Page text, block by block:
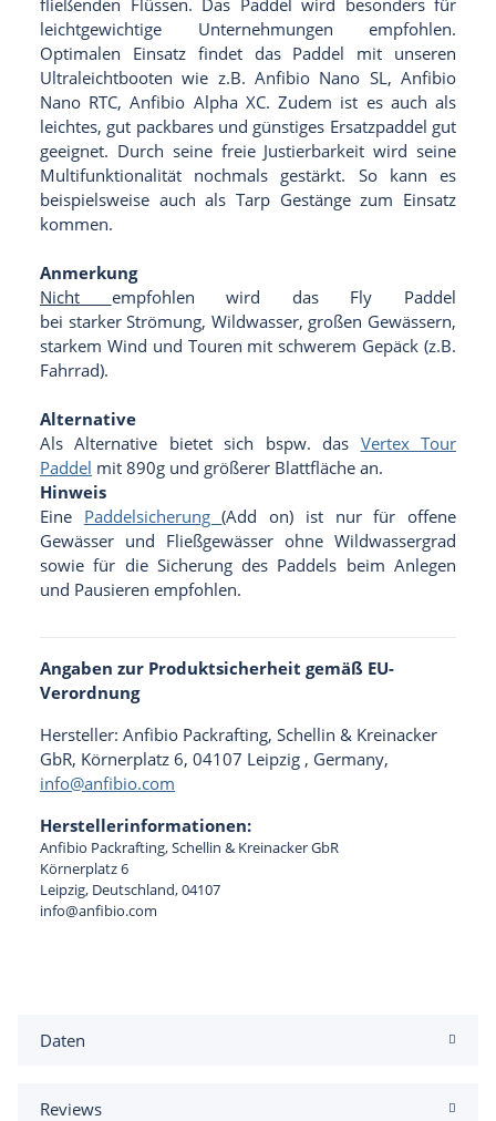
leichtgewichtige Unternehmungen empfohlen.
Optimalen Einsatz findet das Paddel mit unseren
Ultraleichtbooten wie z.B. Anfibio Nano SL, Anfibio
Nano RTC, Anfibio Alpha XC. Zudem ist es auch als
leichtes, gut packbares und günstiges Ersatzpaddel gut
geeignet. Durch seine freie Justierbarkeit wird seine
Multifunktionalität nochmals gestärkt. So kann es
beispielsweise auch als Tarp Gestänge zum Einsatz
kommen.
Anmerkung
Nicht empfohlen wird das Fly Paddel
bei starker Strömung, Wildwasser, großen Gewässern,
starkem Wind und Touren mit schwerem Gepäck (z.B.
Fahrrad).
Alternative
Als Alternative bietet sich bspw. das Vertex Tour
Paddel mit 890g und größerer Blattfläche an.
Hinweis
Eine Paddelsicherung(Add on) ist nur für offene
Gewässer und Fließgewässer ohne Wildwassergrad
sowie für die Sicherung des Paddels beim Anlegen
und Pausieren empfohlen.
Angaben zur Produktsicherheit gemäß EU-
Verordnung
Hersteller: Anfibio Packrafting, Schellin & Kreinacker
GbR, Körnerplatz 6, 04107 Leipzig , Germany,
info@anfibio.com
Herstellerinformationen:
Anfibio Packrafting, Schellin & Kreinacker GbR
Körnerplatz 6
Leipzig, Deutschland, 04107
info@anfibio.com
Daten
Reviews